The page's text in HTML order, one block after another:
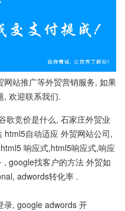
站推广等外贸营销服务, 如果
, 欢迎联系我们.
歌竞价是什么, 石家庄外贸业
自动适应 外贸网站公司,
响应式,html5响应式,响应
google找客户的方法 外贸如
adwords转化率 .
录, google adwords 开